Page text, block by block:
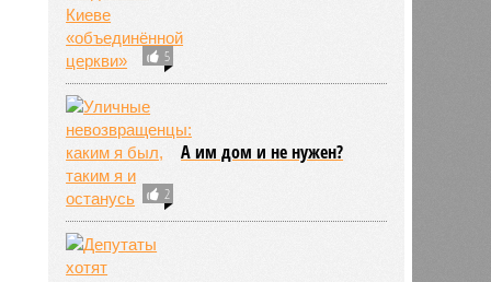
5
2
А им дом и не нужен?